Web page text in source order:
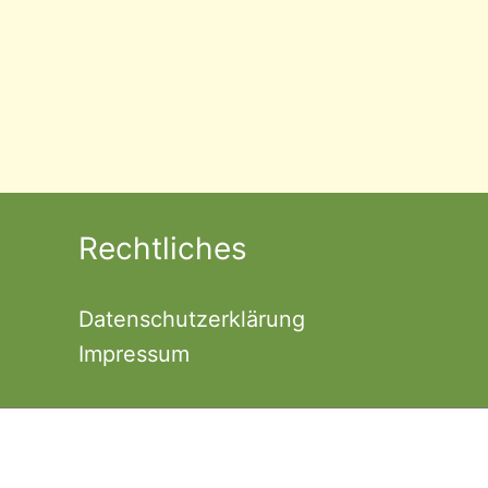
Rechtliches
Datenschutzerklärung
Impressum